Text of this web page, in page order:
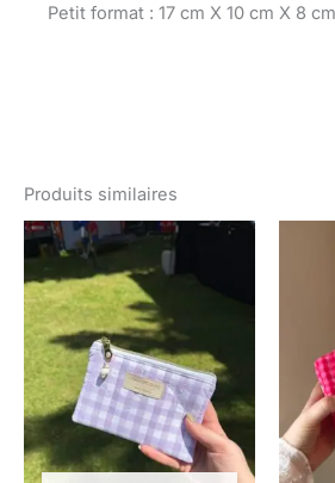
Petit format : 17 cm X 10 cm X 8 cm
Produits similaires